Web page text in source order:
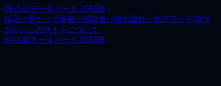
SF小説データベース JSFDB
作品一覧テーマ著者一覧訳者一覧出版社一覧アワードSFマ
ガジンこのサイトについて
SF小説データベース JSFDB